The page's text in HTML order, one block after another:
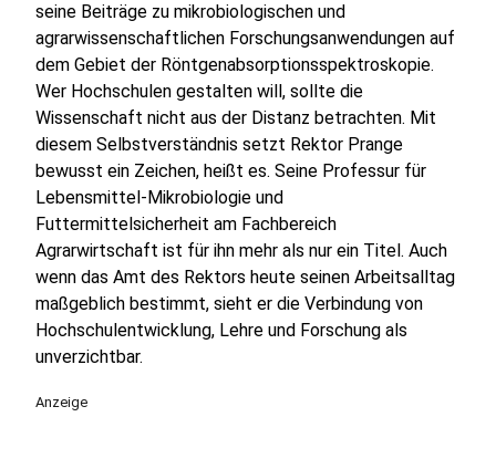
seine Beiträge zu mikrobiologischen und
agrarwissenschaftlichen Forschungsanwendungen auf
dem Gebiet der Röntgenabsorptionsspektroskopie.
Wer Hochschulen gestalten will, sollte die
Wissenschaft nicht aus der Distanz betrachten. Mit
diesem Selbstverständnis setzt Rektor Prange
bewusst ein Zeichen, heißt es. Seine Professur für
Lebensmittel-Mikrobiologie und
Futtermittelsicherheit am Fachbereich
Agrarwirtschaft ist für ihn mehr als nur ein Titel. Auch
wenn das Amt des Rektors heute seinen Arbeitsalltag
maßgeblich bestimmt, sieht er die Verbindung von
Hochschulentwicklung, Lehre und Forschung als
unverzichtbar.
Anzeige